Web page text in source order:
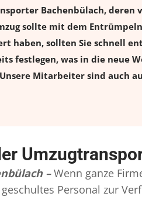
Bachenbülach,
sollte mit dem
haben, sollten Sie schnell
festlegen, was in die neue
Mitarbeiter sind auch
– Wenn ganze
Personal zur